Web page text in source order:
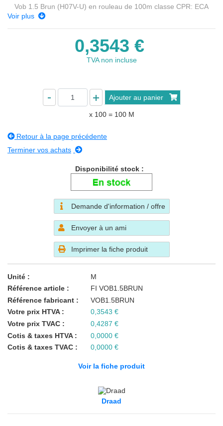
Vob 1.5 Brun (H07V-U) en rouleau de 100m classe CPR: ECA
Voir plus
0,3543 €
TVA non incluse
Ajouter au panier
x 100 = 100M
Retour à la page précédente
Terminer vos achats
Disponibilité stock
Demande d'information / offre
Envoyer à un ami
Imprimer la fiche produit
Unité
M
Référence article
FI VOB1.5BRUN
Référence fabricant
VOB1.5BRUN
Votre prix HTVA
0,3543 €
Votre prix TVAC
0,4287 €
Cotis & taxes HTVA
0,0000 €
Cotis & taxes TVAC
0,0000 €
Voir la fiche produit
Draad